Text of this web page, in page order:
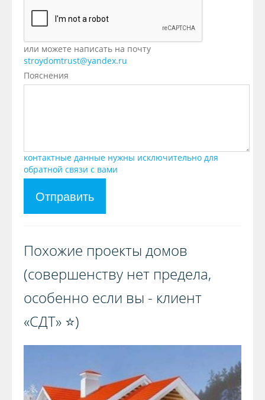
или можете написать на почту
stroydomtrust@yandex.ru
Пояснения
контактные данные нужны исключительно для
обратной связи с вами
Отправить
Похожие проекты домов
(совершенству нет предела,
особенно если вы - клиент
«СДТ» ⭐️)️